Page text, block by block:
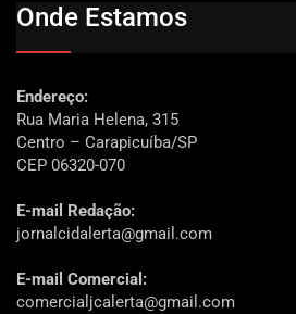
Onde Estamos
Endereço:
Rua Maria Helena, 315
Centro – Carapicuíba/SP
CEP 06320-070
E-mail Redação:
jornalcidalerta@gmail.com
E-mail Comercial:
comercialjcalerta@gmail.com